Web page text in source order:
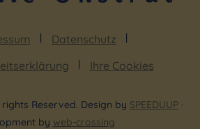
Datenschutz
Ihre Cookies
Reserved. Design by SPEEDUUP ·
by web-crossing